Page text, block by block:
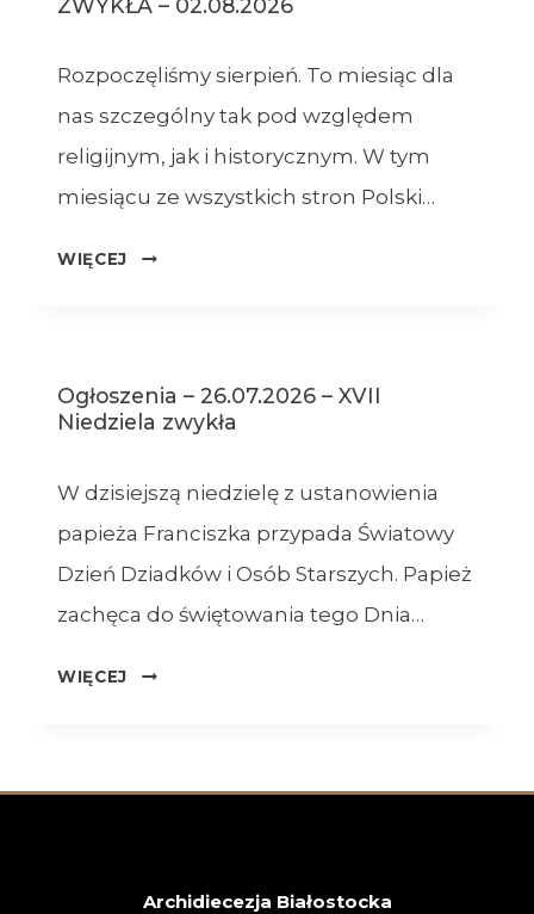
Rozpoczęliśmy sierpień. To miesiąc dla
nas szczególny tak pod względem
religijnym, jak i historycznym. W tym
miesiącu ze wszystkich stron Polski…
WIĘCEJ
OGŁOSZENIA
–
Ogłoszenia – 26.07.2026 – XVII
Niedziela zwykła
W dzisiejszą niedzielę z ustanowienia
papieża Franciszka przypada Światowy
Dzień Dziadków i Osób Starszych. Papież
zachęca do świętowania tego Dnia…
WIĘCEJ
OGŁOSZENIA
XVII
Archidiecezja Białostocka